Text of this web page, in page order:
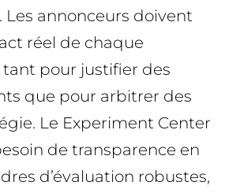
Les annonceurs doivent
réel de chaque
pour justifier des
que pour arbitrer des
Le Experiment Center
de transparence en
d’évaluation robustes,